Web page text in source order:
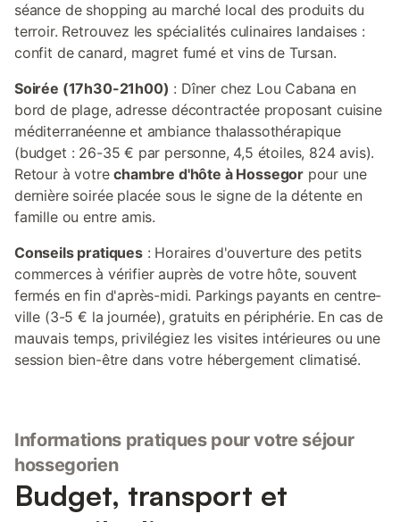
séance de shopping au marché local des produits du
terroir. Retrouvez les spécialités culinaires landaises :
confit de canard, magret fumé et vins de Tursan.
Soirée (17h30-21h00) : Dîner chez Lou Cabana en
bord de plage, adresse décontractée proposant cuisine
méditerranéenne et ambiance thalassothérapique
(budget : 26-35 € par personne, 4,5 étoiles, 824 avis).
Retour à votrechambre d'hôte à Hossegorpour une
dernière soirée placée sous le signe de la détente en
famille ou entre amis.
Conseils pratiques: Horaires d'ouverture des petits
commerces à vérifier auprès de votre hôte, souvent
fermés en fin d'après-midi. Parkings payants en centre-
ville (3-5 € la journée), gratuits en périphérie. En cas de
mauvais temps, privilégiez les visites intérieures ou une
session bien-être dans votre hébergement climatisé.
Informations pratiques pour votre séjour
hossegorien
Budget, transport et